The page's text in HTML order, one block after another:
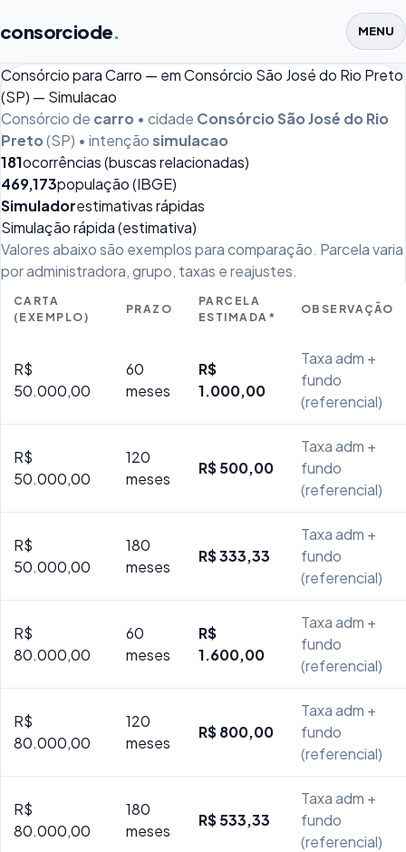
consorciode. MENU
Consórcio para Carro — em Consórcio São José do Rio Preto
(SP) — Simulacao
Consórcio de carro • cidade Consórcio São José do Rio
Preto(SP) • intençãosimulacao
181ocorrências (buscas relacionadas)
469,173população (IBGE)
Simuladorestimativas rápidas
Simulação rápida (estimativa)
Valores abaixo são exemplos para comparação. Parcela varia
por administradora, grupo, taxas e reajustes.
CARTA
(EXEMPLO)
PRAZO
PARCELA
ESTIMADA*
OBSERVAÇÃO
R$
50.000,00
60
meses
R$
1.000,00
Taxa adm +
fundo
(referencial)
R$
50.000,00
120
meses
R$ 500,00
Taxa adm +
fundo
(referencial)
R$
50.000,00
180
meses
R$ 333,33
Taxa adm +
fundo
(referencial)
R$
80.000,00
60
meses
R$
1.600,00
Taxa adm +
fundo
(referencial)
R$
80.000,00
120
meses
R$ 800,00
Taxa adm +
fundo
(referencial)
R$
80.000,00
180
meses
R$ 533,33
Taxa adm +
fundo
(referencial)